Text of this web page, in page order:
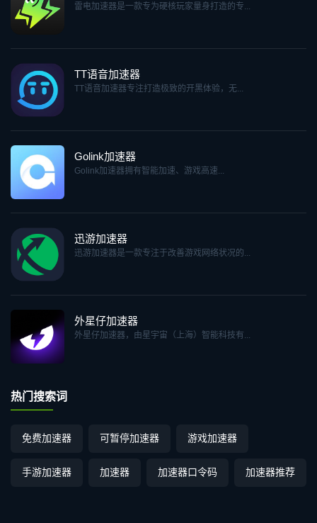
雷电加速器是一款专为硬核玩家量身打造的专...
TT语音加速器
TT语音加速器专注打造极致的开黑体验，无...
Golink加速器
Golink加速器拥有智能加速、游戏高速...
迅游加速器
迅游加速器是一款专注于改善游戏网络状况的...
外星仔加速器
外星仔加速器，由星宇宙（上海）智能科技有...
热门搜索词
免费加速器 可暂停加速器 游戏加速器
手游加速器 加速器 加速器口令码 加速器推荐